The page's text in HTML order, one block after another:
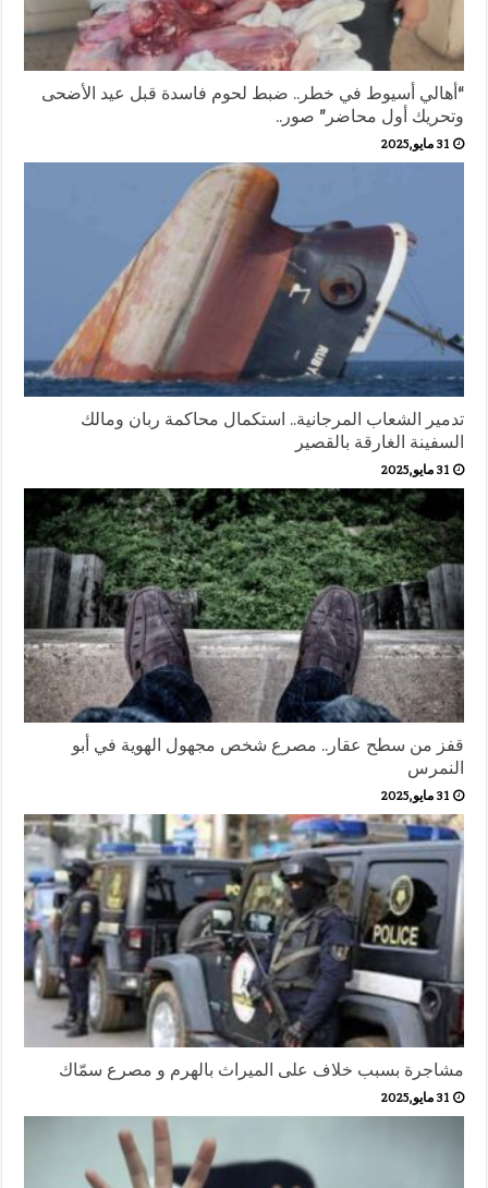
“أهالي أسيوط في خطر.. ضبط لحوم فاسدة قبل عيد الأضحى
وتحريك أول محاضر” صور..
31 مايو,2025
تدمير الشعاب المرجانية.. استكمال محاكمة ربان ومالك
السفينة الغارقة بالقصير
31 مايو,2025
قفز من سطح عقار.. مصرع شخص مجهول الهوية في أبو
النمرس
31 مايو,2025
مشاجرة بسبب خلاف على الميراث بالهرم و مصرع سمّاك
31 مايو,2025